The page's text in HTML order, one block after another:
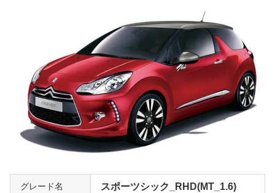
グレード名 スポーツシック_RHD(MT_1.6)